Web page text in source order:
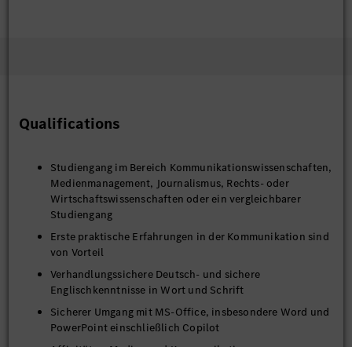
Qualifications
Studiengang im Bereich Kommunikationswissenschaften,
Medienmanagement, Journalismus, Rechts- oder
Wirtschaftswissenschaften oder ein vergleichbarer
Studiengang
Erste praktische Erfahrungen in der Kommunikation sind
von Vorteil
Verhandlungssichere Deutsch- und sichere
Englischkenntnisse in Wort und Schrift
Sicherer Umgang mit MS-Office, insbesondere Word und
PowerPoint einschließlich Copilot